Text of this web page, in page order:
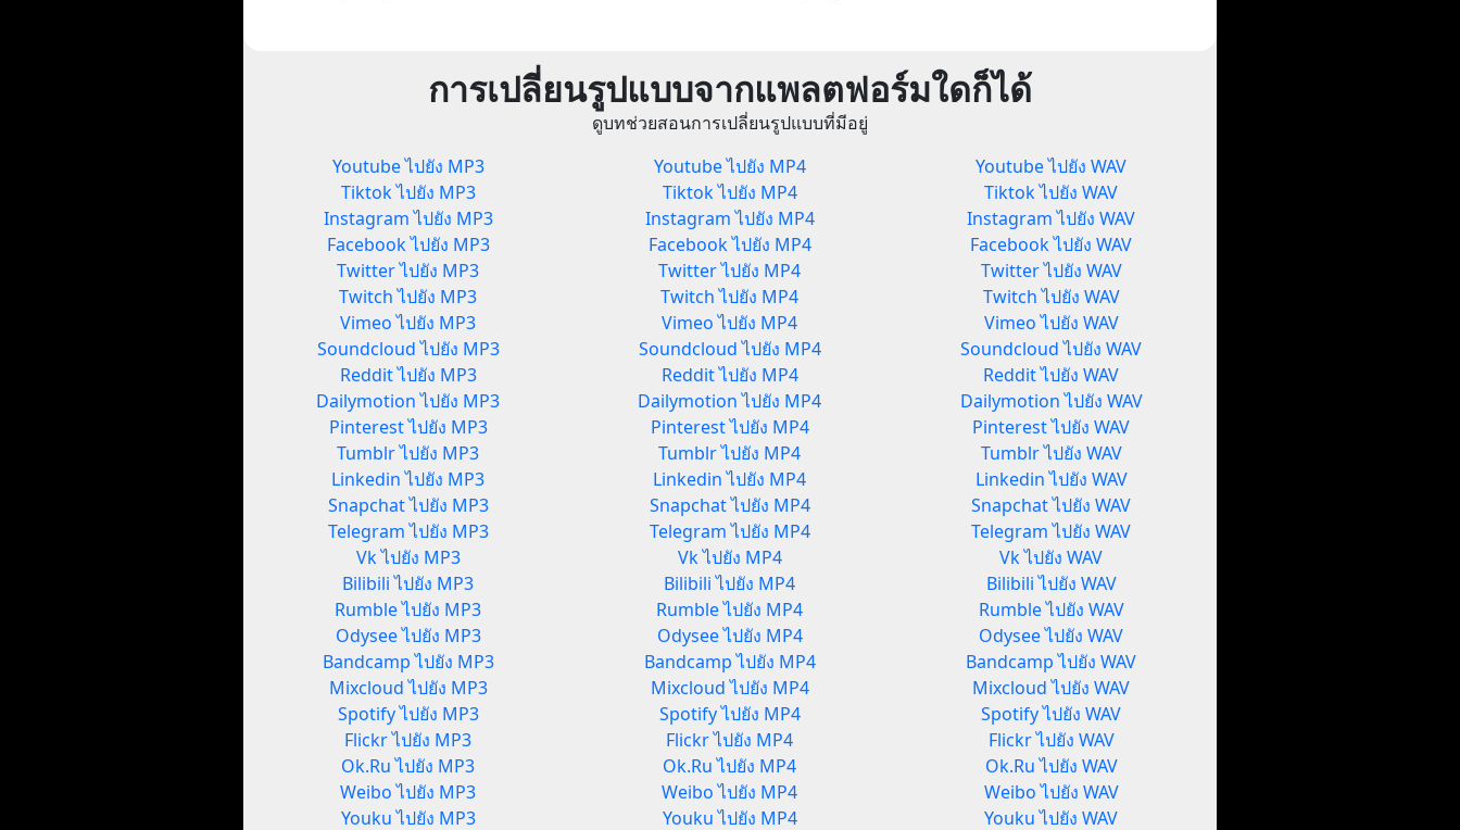
การเปลี่ยนรูปแบบจากแพลตฟอร์มใดก็ได้
ดูบทช่วยสอนการเปลี่ยนรูปแบบที่มีอยู่
Youtube ไปยัง MP3
Tiktok ไปยัง MP3
Instagram ไปยัง MP3
Facebook ไปยัง MP3
Twitter ไปยัง MP3
Twitch ไปยัง MP3
Vimeo ไปยัง MP3
Soundcloud ไปยัง MP3
Reddit ไปยัง MP3
Dailymotion ไปยัง MP3
Pinterest ไปยัง MP3
Tumblr ไปยัง MP3
Linkedin ไปยัง MP3
Snapchat ไปยัง MP3
Telegram ไปยัง MP3
Vk ไปยัง MP3
Bilibili ไปยัง MP3
Rumble ไปยัง MP3
Odysee ไปยัง MP3
Bandcamp ไปยัง MP3
Mixcloud ไปยัง MP3
Spotify ไปยัง MP3
Flickr ไปยัง MP3
Ok.Ru ไปยัง MP3
Weibo ไปยัง MP3
Youku ไปยัง MP3
Youtube ไปยัง MP4
Tiktok ไปยัง MP4
Instagram ไปยัง MP4
Facebook ไปยัง MP4
Twitter ไปยัง MP4
Twitch ไปยัง MP4
Vimeo ไปยัง MP4
Soundcloud ไปยัง MP4
Reddit ไปยัง MP4
Dailymotion ไปยัง MP4
Pinterest ไปยัง MP4
Tumblr ไปยัง MP4
Linkedin ไปยัง MP4
Snapchat ไปยัง MP4
Telegram ไปยัง MP4
Vk ไปยัง MP4
Bilibili ไปยัง MP4
Rumble ไปยัง MP4
Odysee ไปยัง MP4
Bandcamp ไปยัง MP4
Mixcloud ไปยัง MP4
Spotify ไปยัง MP4
Flickr ไปยัง MP4
Ok.Ru ไปยัง MP4
Weibo ไปยัง MP4
Youku ไปยัง MP4
Youtube ไปยัง WAV
Tiktok ไปยัง WAV
Instagram ไปยัง WAV
Facebook ไปยัง WAV
Twitter ไปยัง WAV
Twitch ไปยัง WAV
Vimeo ไปยัง WAV
Soundcloud ไปยัง WAV
Reddit ไปยัง WAV
Dailymotion ไปยัง WAV
Pinterest ไปยัง WAV
Tumblr ไปยัง WAV
Linkedin ไปยัง WAV
Snapchat ไปยัง WAV
Telegram ไปยัง WAV
Vk ไปยัง WAV
Bilibili ไปยัง WAV
Rumble ไปยัง WAV
Odysee ไปยัง WAV
Bandcamp ไปยัง WAV
Mixcloud ไปยัง WAV
Spotify ไปยัง WAV
Flickr ไปยัง WAV
Ok.Ru ไปยัง WAV
Weibo ไปยัง WAV
Youku ไปยัง WAV